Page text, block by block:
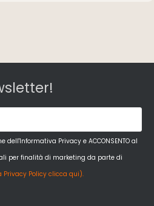
dell'Informativa Privacy e ACCONSENTO al
per finalità di marketing da parte di
Privacy Policy clicca qui).